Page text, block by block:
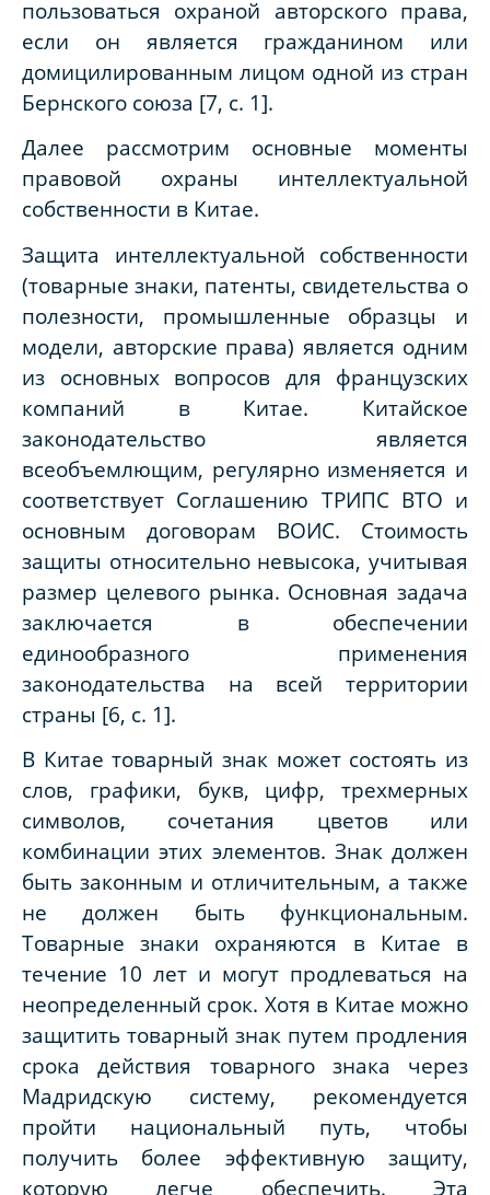
пользоваться охраной авторского права,
если он является гражданином или
домицилированным лицом одной из стран
Бернского союза [7, с. 1].
Далее рассмотрим основные моменты
правовой охраны интеллектуальной
собственности в Китае.
Защита интеллектуальной собственности
(товарные знаки, патенты, свидетельства о
полезности, промышленные образцы и
модели, авторские права) является одним
из основных вопросов для французских
компаний в Китае. Китайское
законодательство является
всеобъемлющим, регулярно изменяется и
соответствует Соглашению ТРИПС ВТО и
основным договорам ВОИС. Стоимость
защиты относительно невысока, учитывая
размер целевого рынка. Основная задача
заключается в обеспечении
единообразного применения
законодательства на всей территории
страны [6, с. 1].
В Китае товарный знак может состоять из
слов, графики, букв, цифр, трехмерных
символов, сочетания цветов или
комбинации этих элементов. Знак должен
быть законным и отличительным, а также
не должен быть функциональным.
Товарные знаки охраняются в Китае в
течение 10 лет и могут продлеваться на
неопределенный срок. Хотя в Китае можно
защитить товарный знак путем продления
срока действия товарного знака через
Мадридскую систему, рекомендуется
пройти национальный путь, чтобы
получить более эффективную защиту,
которую легче обеспечить. Эта